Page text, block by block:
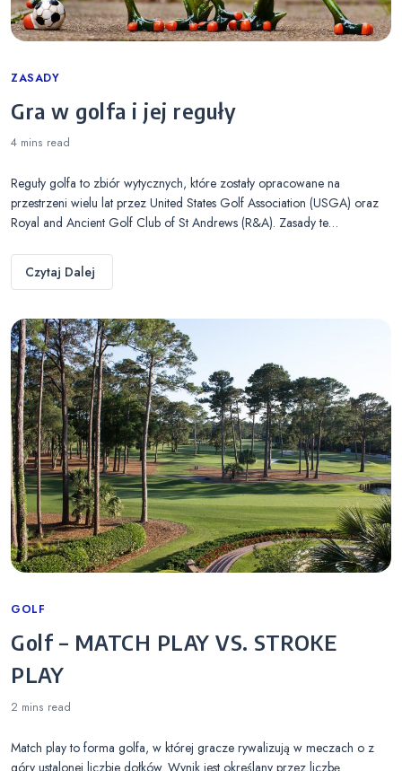
Categories
ZASADY
Gra w golfa i jej reguły
4 mins read
Reguły golfa to zbiór wytycznych, które zostały opracowane na
przestrzeni wielu lat przez United States Golf Association (USGA) oraz
Royal and Ancient Golf Club of St Andrews (R&A). Zasady te…
Czytaj Dalej
Categories
GOLF
Golf – MATCH PLAY VS. STROKE
PLAY
2 mins read
Match play to forma golfa, w której gracze rywalizują w meczach o z
góry ustalonej liczbie dołków. Wynik jest określany przez liczbę